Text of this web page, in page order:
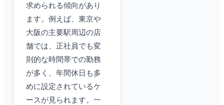
求められる傾向があり
ます。例えば、東京や
大阪の主要駅周辺の店
舗では、正社員でも変
則的な時間帯での勤務
が多く、年間休日も多
めに設定されているケ
ースが見られます。一